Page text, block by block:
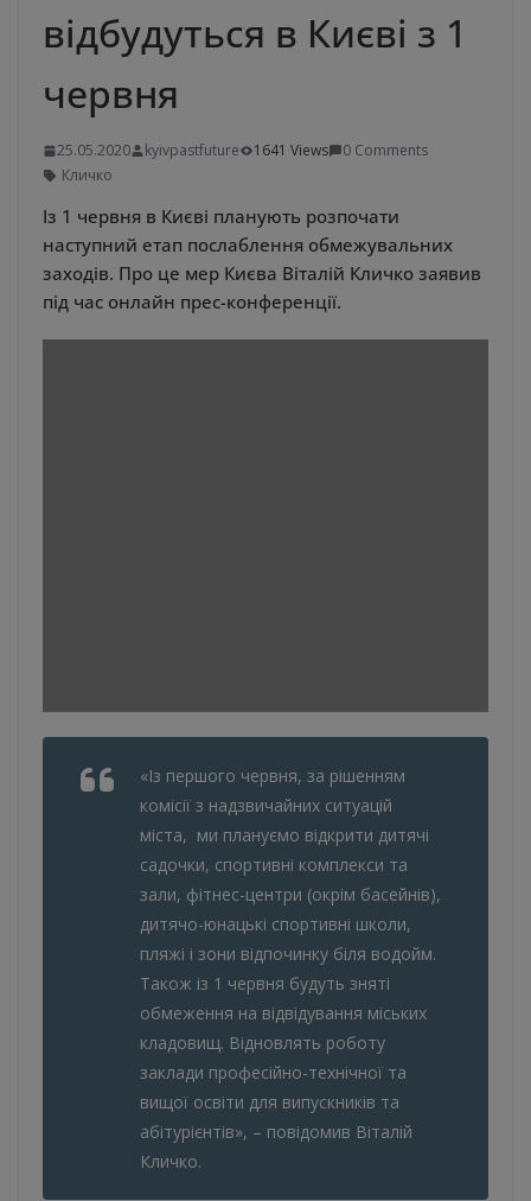
відбудуться в Києві з 1
червня
25.05.2020 kyivpastfuture 1641 Views
0 Comments
Кличко
Із 1 червня в Києві планують розпочати
наступний етап послаблення обмежувальних
заходів. Про це мер Києва Віталій Кличко заявив
під час онлайн прес-конференції.
«Із першого червня, за рішенням
комісії з надзвичайних ситуацій
міста, ми плануємо відкрити дитячі
садочки, спортивні комплекси та
зали, фітнес-центри (окрім басейнів),
дитячо-юнацькі спортивні школи,
пляжі і зони відпочинку біля водойм.
Також із 1 червня будуть зняті
обмеження на відвідування міських
кладовищ. Відновлять роботу
заклади професійно-технічної та
вищої освіти для випускників та
абітурієнтів», – повідомив Віталій
Кличко.